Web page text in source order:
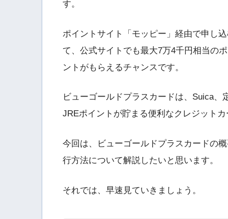
す。
ポイントサイト「モッピー」経由で申し
て、公式サイトでも最大7万4千円相当の
ントがもらえるチャンスです。
ビューゴールドプラスカードは、Suica
JREポイントが貯まる便利なクレジット
今回は、ビューゴールドプラスカードの
行方法について解説したいと思います。
それでは、早速見ていきましょう。